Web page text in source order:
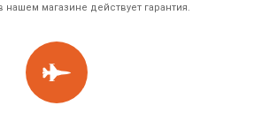
нашем магазине действует гарантия.